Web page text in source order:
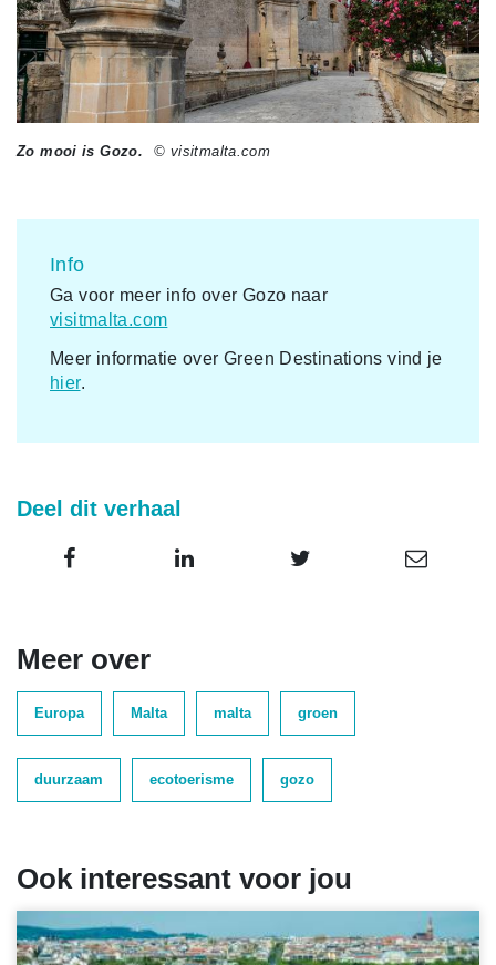
Zo mooi is Gozo. © visitmalta.com
Info
Ga voor meer info over Gozo naar
visitmalta.com
Meer informatie over Green Destinations vind je
hier.
Deel dit verhaal
Meer over
Europa Malta malta groen
duurzaam ecotoerisme gozo
Ook interessant voor jou